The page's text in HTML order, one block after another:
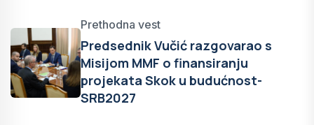
Prethodna vest
Predsednik Vučić razgovarao s
Misijom MMF o finansiranju
projekata Skok u budućnost-
SRB2027